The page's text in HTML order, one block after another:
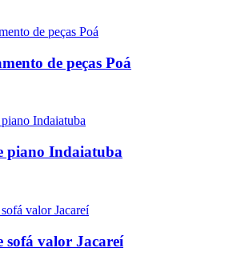
de peças Poá
piano Indaiatuba
sofá valor Jacareí